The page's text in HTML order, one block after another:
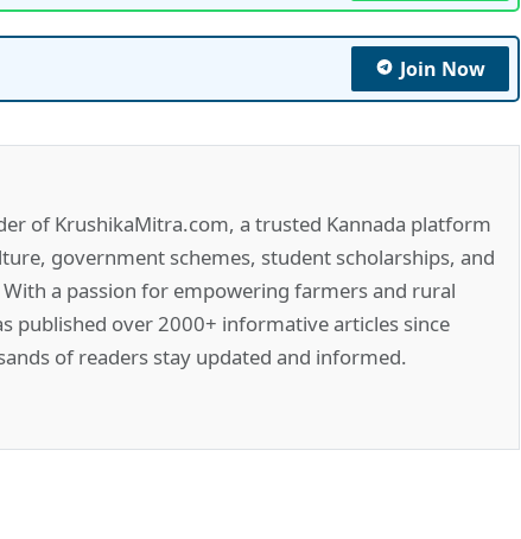
Join Now
of KrushikaMitra.com, a trusted Kannada platform
government schemes, student scholarships, and
a passion for empowering farmers and rural
published over 2000+ informative articles since
of readers stay updated and informed.